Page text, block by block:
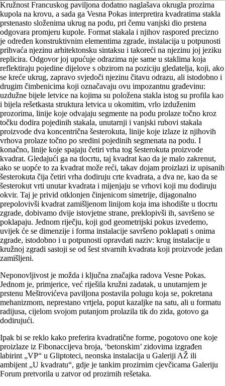
Kružnost Francuskog paviljona dodatno naglašava okrugla prozirna
kupola na krovu, a sada ga Vesna Pokas interpretira kvadratima stakla
prstenasto složenima ukrug na podu, pri čemu vanjski dio prstena
odgovara promjeru kupole. Format stakala i njihov raspored precizno
je određen konstruktivnim elementima zgrade, instalacija u potpunosti
prihvaća njezinu arhitektonsku sintaksu i takoreći na njezinu joj jeziku
replicira. Odgovor joj upućuje odrazima nje same u staklima koja
reflektiraju pojedine dijelove s obzirom na poziciju gledatelja, koji, ako
se kreće ukrug, zapravo svjedoči njezinu čitavu odrazu, ali istodobno i
drugim čimbenicima koji označavaju ovu impozantnu građevinu:
uzdužne bijele letvice na kojima su položena stakla istog su profila kao
i bijela rešetkasta struktura letvica u okomitim, vrlo izduženim
prozorima, linije koje odvajaju segmente na podu prolaze točno kroz
točku dodira pojedinih stakala, unutarnji i vanjski rubovi stakala
proizvode dva koncentrična šesterokuta, linije koje izlaze iz njihovih
vrhova prolaze točno po sredini pojedinih segmenata na podu. I
konačno, linije koje spajaju četiri vrha tog šesterokuta proizvode
kvadrat. Gledajući ga na tlocrtu, taj kvadrat kao da je malo zakrenut,
ako se uopće to za kvadrat može reći, takav dojam proizlazi iz upisanih
šesterokuta čija četiri vrha dodiruju crte kvadrata, a dva ne, kao da se
šesterokut vrti unutar kvadrata i mijenjaju se vrhovi koji mu dodiruju
okvir. Taj je privid otklonjen činjenicom simetrije, dijagonalno
prepolovivši kvadrat zamišljenom linijom koja ima ishodište u tlocrtu
zgrade, dobivamo dvije istovjetne strane, preklopivši ih, savršeno se
poklapaju. Jednom riječju, koji god geometrijski pokus izvedemo,
uvijek će se dimenzije i forma instalacije savršeno poklapati s onima
zgrade, istodobno i u potpunosti opravdati naziv: krug instalacije u
kružnoj zgradi sastoji se od šest stvarnih kvadrata koji proizvode jedan
zamišljeni.
Neponovljivost je možda i ključna značajka radova Vesne Pokas.
Jednom je, primjerice, već riješila kružni zadatak, u unutarnjem je
prstenu Meštrovićeva paviljona postavila polugu koja se, pokretana
mehanizmom, neprestano vrtjela, poput kazaljke na satu, ali u formatu
radijusa, cijelom svojom putanjom prolazila tik do zida, gotovo ga
dodirujući.
Ipak bi se reklo kako preferira kvadratične forme, pogotovo one koje
proizlaze iz Fibonaccijeva broja, ‘betonskim’ zidovima izgrađen
labirint „VP“ u Gliptoteci, neonska instalacija u Galeriji AŽ ili
ambijent „U kvadratu“, gdje je tankim prozirnim cjevčicama Galeriju
Forum pretvorila u zatvor od prozirnih rešetaka.